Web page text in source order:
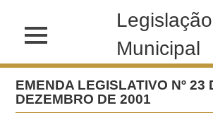
Legislação
Municipal
EMENDA LEGISLATIVO Nº 23
DEZEMBRO DE 2001